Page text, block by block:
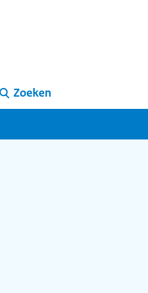
Zoeken